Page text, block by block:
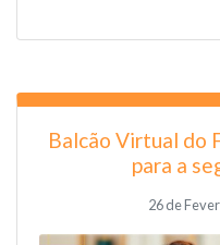
Balcão Virtual do
para a
26 de